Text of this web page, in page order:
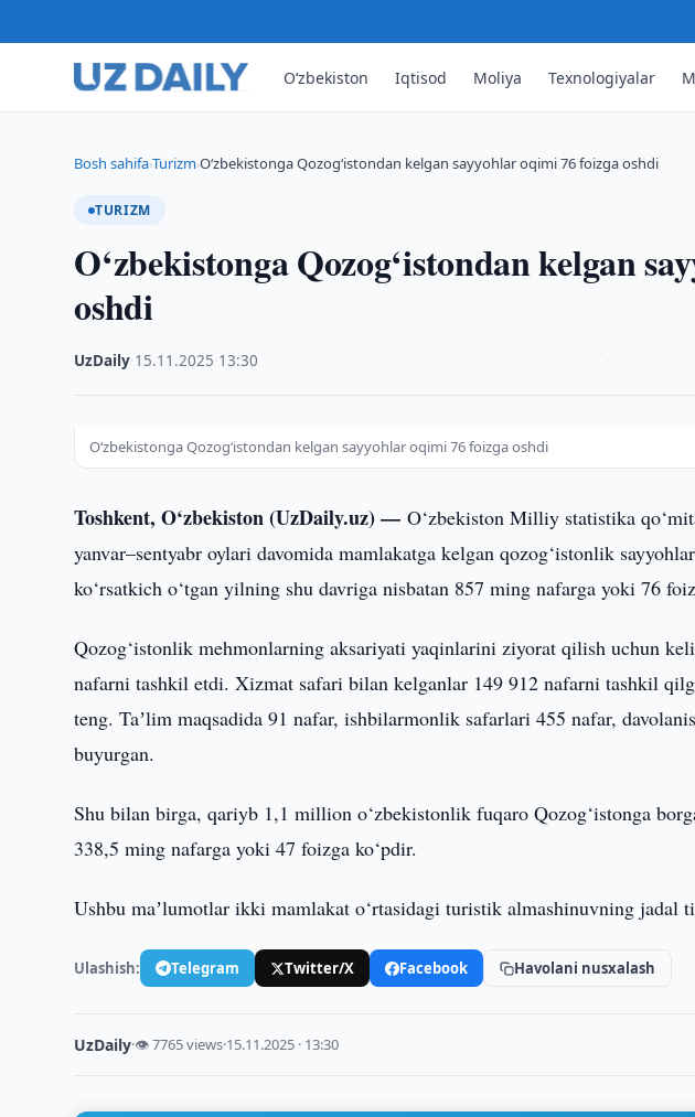
O‘zbekiston Iqtisod Moliya Texnologiyalar
Bosh sahifa›Turizm›O‘zbekistonga Qozog‘istondan kelgan sayyohlar oqimi 76 foizga oshdi
TURIZM
O‘zbekistonga Qozog‘istondan kelgan
oshdi
UzDaily 15.11.2025 13:30
O‘zbekistonga Qozog‘istondan kelgan sayyohlar oqimi 76 foizga oshdi
Toshkent, O‘zbekiston (UzDaily.uz) —O‘zbekiston Milliy statistika
yanvar–sentyabr oylari davomida mamlakatga kelgan qozog‘istonlik
ko‘rsatkich o‘tgan yilning shu davriga nisbatan 857 ming nafarga yoki 76
Qozog‘istonlik mehmonlarning aksariyati yaqinlarini ziyorat qilish uchun
nafarni tashkil etdi. Xizmat safari bilan kelganlar 149 912 nafarni tashkil
teng. Taʼlim maqsadida 91 nafar, ishbilarmonlik safarlari 455 nafar,
buyurgan.
Shu bilan birga, qariyb 1,1 million o‘zbekistonlik fuqaro Qozog‘istonga
338,5 ming nafarga yoki 47 foizga ko‘pdir.
Ushbu maʼlumotlar ikki mamlakat o‘rtasidagi turistik almashinuvning jadal
Ulashish: Telegram Twitter/X Facebook Havolani nusxalash
UzDaily·👁 7765 views·15.11.2025 · 13:30